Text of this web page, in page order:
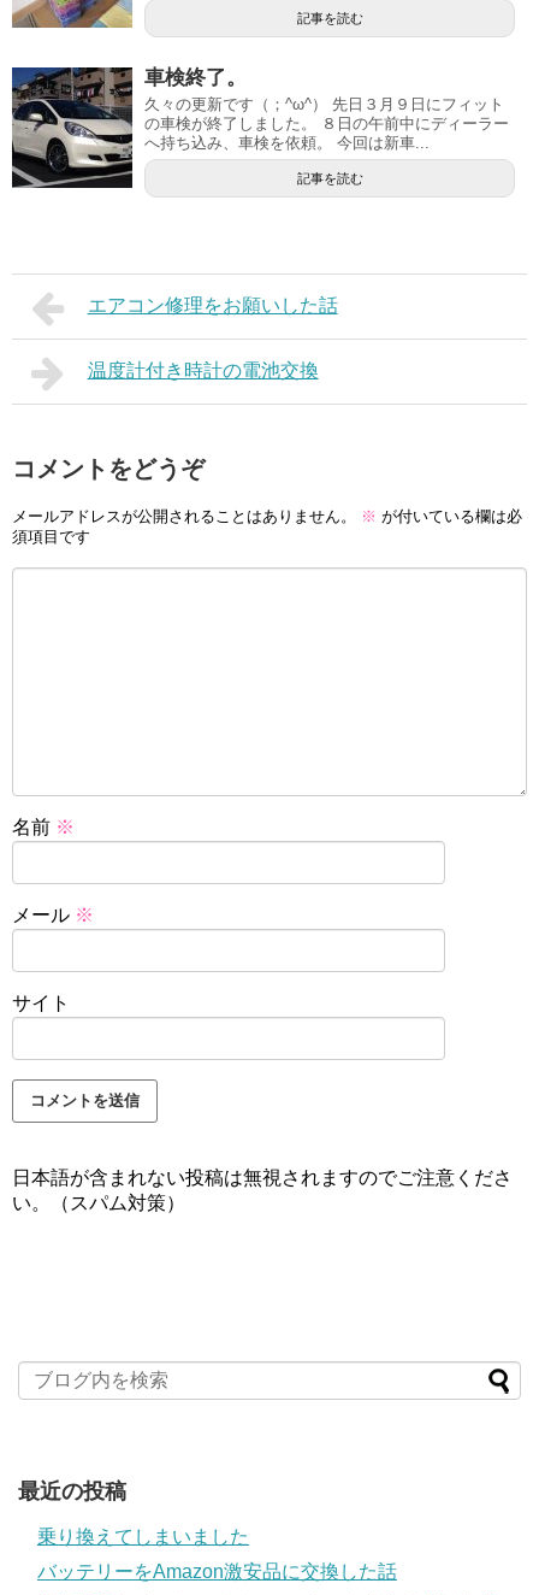
記事を読む
車検終了。
久々の更新です（；^ω^） 先日３月９日にフィット
の車検が終了しました。 ８日の午前中にディーラー
へ持ち込み、車検を依頼。 今回は新車...
記事を読む
エアコン修理をお願いした話
温度計付き時計の電池交換
コメントをどうぞ
メールアドレスが公開されることはありません。 ※ が付いている欄は必
須項目です
名前 ※
メール ※
サイト
日本語が含まれない投稿は無視されますのでご注意くださ
い。（スパム対策）
最近の投稿
乗り換えてしまいました
バッテリーをAmazon激安品に交換した話